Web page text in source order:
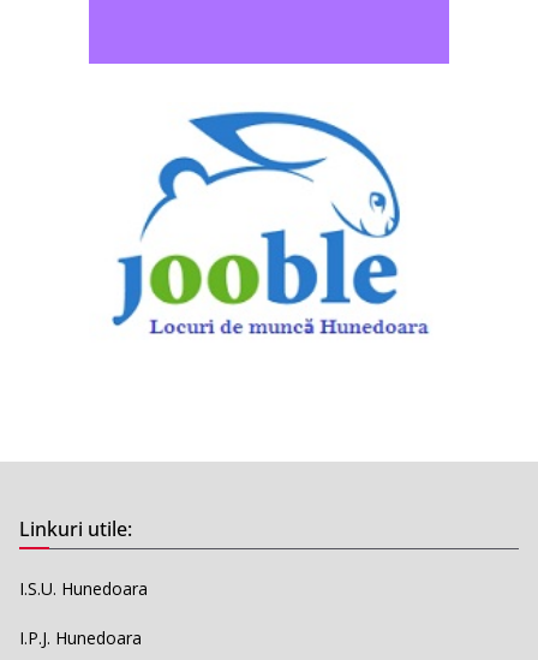
Linkuri utile:
I.S.U. Hunedoara
I.P.J. Hunedoara